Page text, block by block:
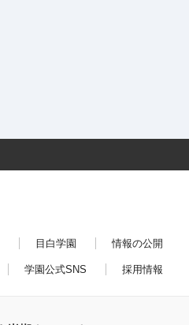
目白学園 情報の公開
学園公式SNS 採用情報